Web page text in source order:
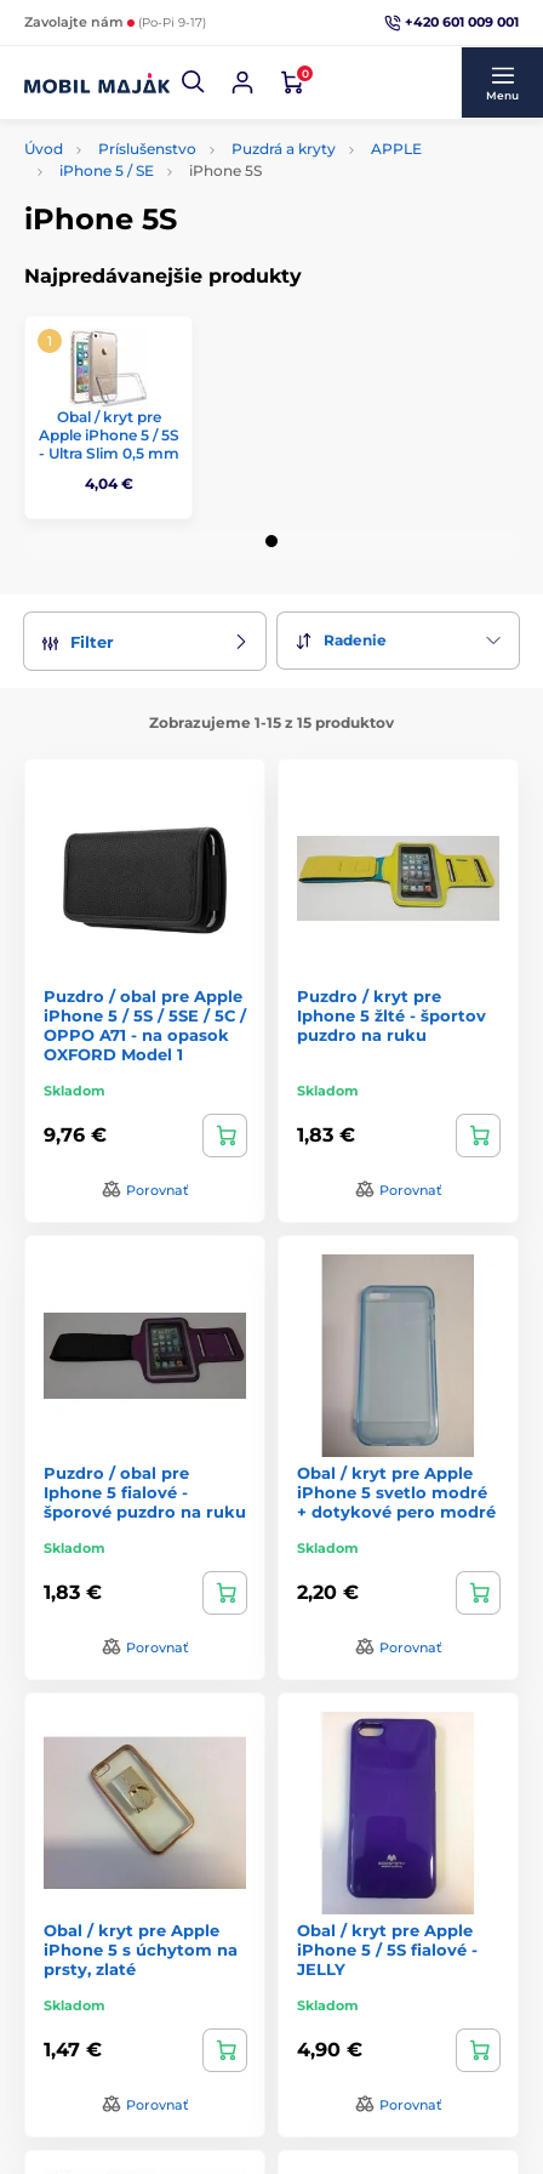
Zavolajte nám (Po-Pi 9-17) +420 601 009 001
0
Menu
Úvod Príslušenstvo Puzdrá a kryty
APPLE
iPhone 5 / SE
iPhone 5S
iPhone 5S
Najpredávanejšie produkty
Obal / kryt pre
Apple iPhone 5 / 5S
- Ultra Slim 0,5 mm
4,04 €
Filter Radenie
Zobrazujeme 1-15 z 15 produktov
Puzdro / obal pre Apple
iPhone 5 / 5S / 5SE / 5C /
OPPO A71 - na opasok
OXFORD Model 1
Skladom
9,76 €
Porovnať
Puzdro / kryt pre
Iphone 5 žlté - športov
puzdro na ruku
Skladom
1,83 €
Porovnať
Puzdro / obal pre
Iphone 5 fialové -
šporové puzdro na ruku
Skladom
1,83 €
Porovnať
Obal / kryt pre Apple
iPhone 5 svetlo modré
+ dotykové pero modré
Skladom
2,20 €
Porovnať
Obal / kryt pre Apple
iPhone 5 s úchytom na
prsty, zlaté
Skladom
1,47 €
Porovnať
Obal / kryt pre Apple
iPhone 5 / 5S fialové -
JELLY
Skladom
4,90 €
Porovnať